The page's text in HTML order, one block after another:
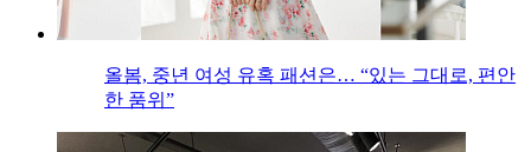
올봄, 중년 여성 유혹 패션은… “있는 그대로, 편안
한 품위”